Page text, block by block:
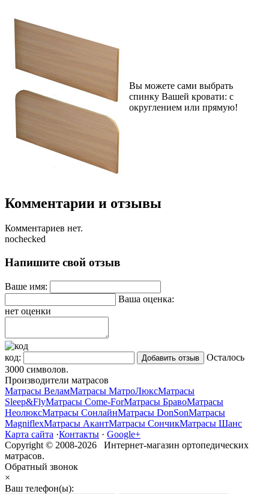
Вы можете сами выбрать
спинку Вашей кровати: с
округлением или прямую!
Комментарии и отзывы
Комментариев нет.
nochecked
Напишите свой отзыв
Ваше имя:
Ваша оценка:
нет оценки
код:
Осталось
3000 символов.
Производители матрасов
Матрасы ВеламМатрасы МатроЛюксМатрасы
Sleep&FlyМатрасы Come-ForМатрасы БравоМатрасы
НеолюксМатрасы СонлайнМатрасы DonSonМатрасы
MagniflexМатрасы АкантМатрасы СончикМатрасы Шанс
Карта сайта ·Контакты · Google+
Copyright © 2008-2026 Интернет-магазин ортопедических
матрасов.
Обратный звонок
×
Ваш телефон(ы):